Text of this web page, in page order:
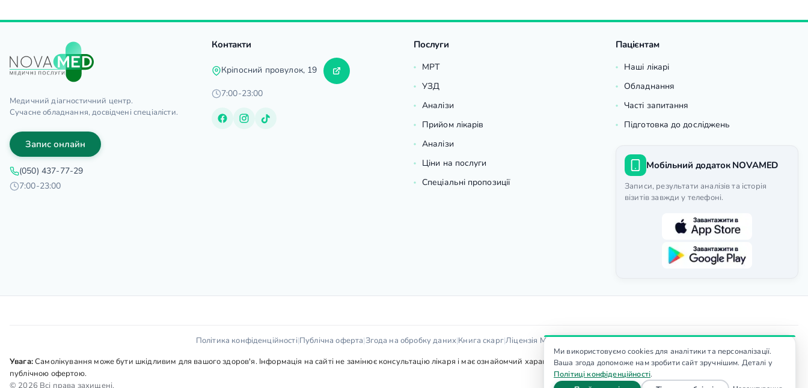
Медичний діагностичний центр.
Сучасне обладнання, досвідчені спеціалісти.
Запис онлайн
(050) 437-77-29
7:00-23:00
Контакти
Кріпосний провулок, 19
7:00-23:00
Послуги
МРТ
УЗД
Аналізи
Прийом лікарів
Аналізи
Ціни на послуги
Спеціальні пропозиції
Пацієнтам
Наші лікарі
Обладнання
Часті запитання
Підготовка до досліджень
Мобільний додаток NOVAMED
Записи, результати аналізів та історія
візитів завжди у телефоні.
Політика конфіденційності|Публічна оферта|Згода на обробку даних|Книга скарг|Ліцензія МОЗ| Доступність
Увага:Самолікування може бути шкідливим для вашого здоров'я. Інформація на сайті не замінює консультацію лікаря і має ознайомчий характер. Вартість послуг уточнюйте у адміністратора, ціни не є
публічною офертою.
© 2026 Всі права захищені.
Ми використовуємо cookies для аналітики та персоналізації.
Ваша згода допоможе нам зробити сайт зручнішим. Деталі у
Політиці конфіденційності.